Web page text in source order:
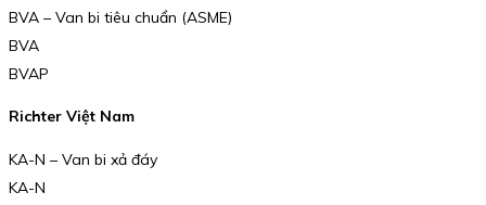
BVA – Van bi tiêu chuẩn (ASME)
BVA
BVAP
Richter Việt Nam
KA-N – Van bi xả đáy
KA-N